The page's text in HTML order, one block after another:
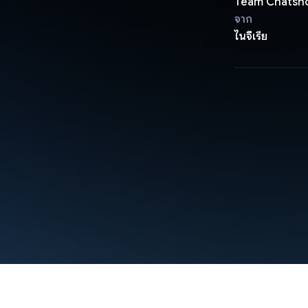
จาก
ไนจีเรีย